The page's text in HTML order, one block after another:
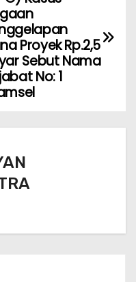
Proyek Rp.2,5
Sebut Nama
No: 1